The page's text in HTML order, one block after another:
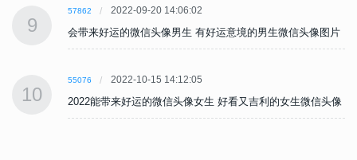
9
57862 2022-09-20 14:06:02
会带来好运的微信头像男生 有好运意境的男生微信头像图片
10
55076 2022-10-15 14:12:05
2022能带来好运的微信头像女生 好看又吉利的女生微信头像